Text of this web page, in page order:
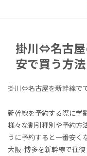
掛川⇔名古屋
安で買う方
掛川⇔名古屋を新幹線で
新幹線を予約する際に学
様々な割引種別や予約方
うに予約すると一番安く
大阪-博多を新幹線で往